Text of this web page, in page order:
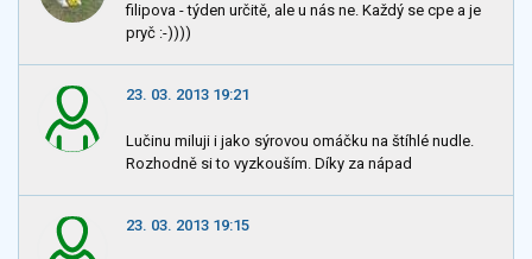
filipova - týden určitě, ale u nás ne. Každý se cpe a je
pryč :-))))
23. 03. 2013 19:21
Lučinu miluji i jako sýrovou omáčku na štíhlé nudle.
Rozhodně si to vyzkouším. Díky za nápad
23. 03. 2013 19:15